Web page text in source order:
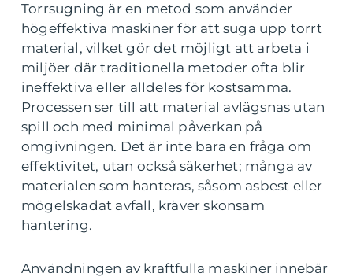
Torrsugning är en metod som använder
högeffektiva maskiner för att suga upp torrt
material, vilket gör det möjligt att arbeta i
miljöer där traditionella metoder ofta blir
ineffektiva eller alldeles för kostsamma.
Processen ser till att material avlägsnas utan
spill och med minimal påverkan på
omgivningen. Det är inte bara en fråga om
effektivitet, utan också säkerhet; många av
materialen som hanteras, såsom asbest eller
mögelskadat avfall, kräver skonsam
hantering.
Användningen av kraftfulla maskiner innebär